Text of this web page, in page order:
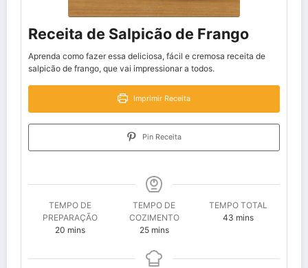
Receita de Salpicão de Frango
Aprenda como fazer essa deliciosa, fácil e cremosa receita de
salpicão de frango, que vai impressionar a todos.
Imprimir Receita
Pin Receita
TEMPO DE
PREPARAÇÃO
20 minutes
mins
TEMPO DE
COZIMENTO
25minutes
mins
TEMPO TOTAL
43minutes
mins